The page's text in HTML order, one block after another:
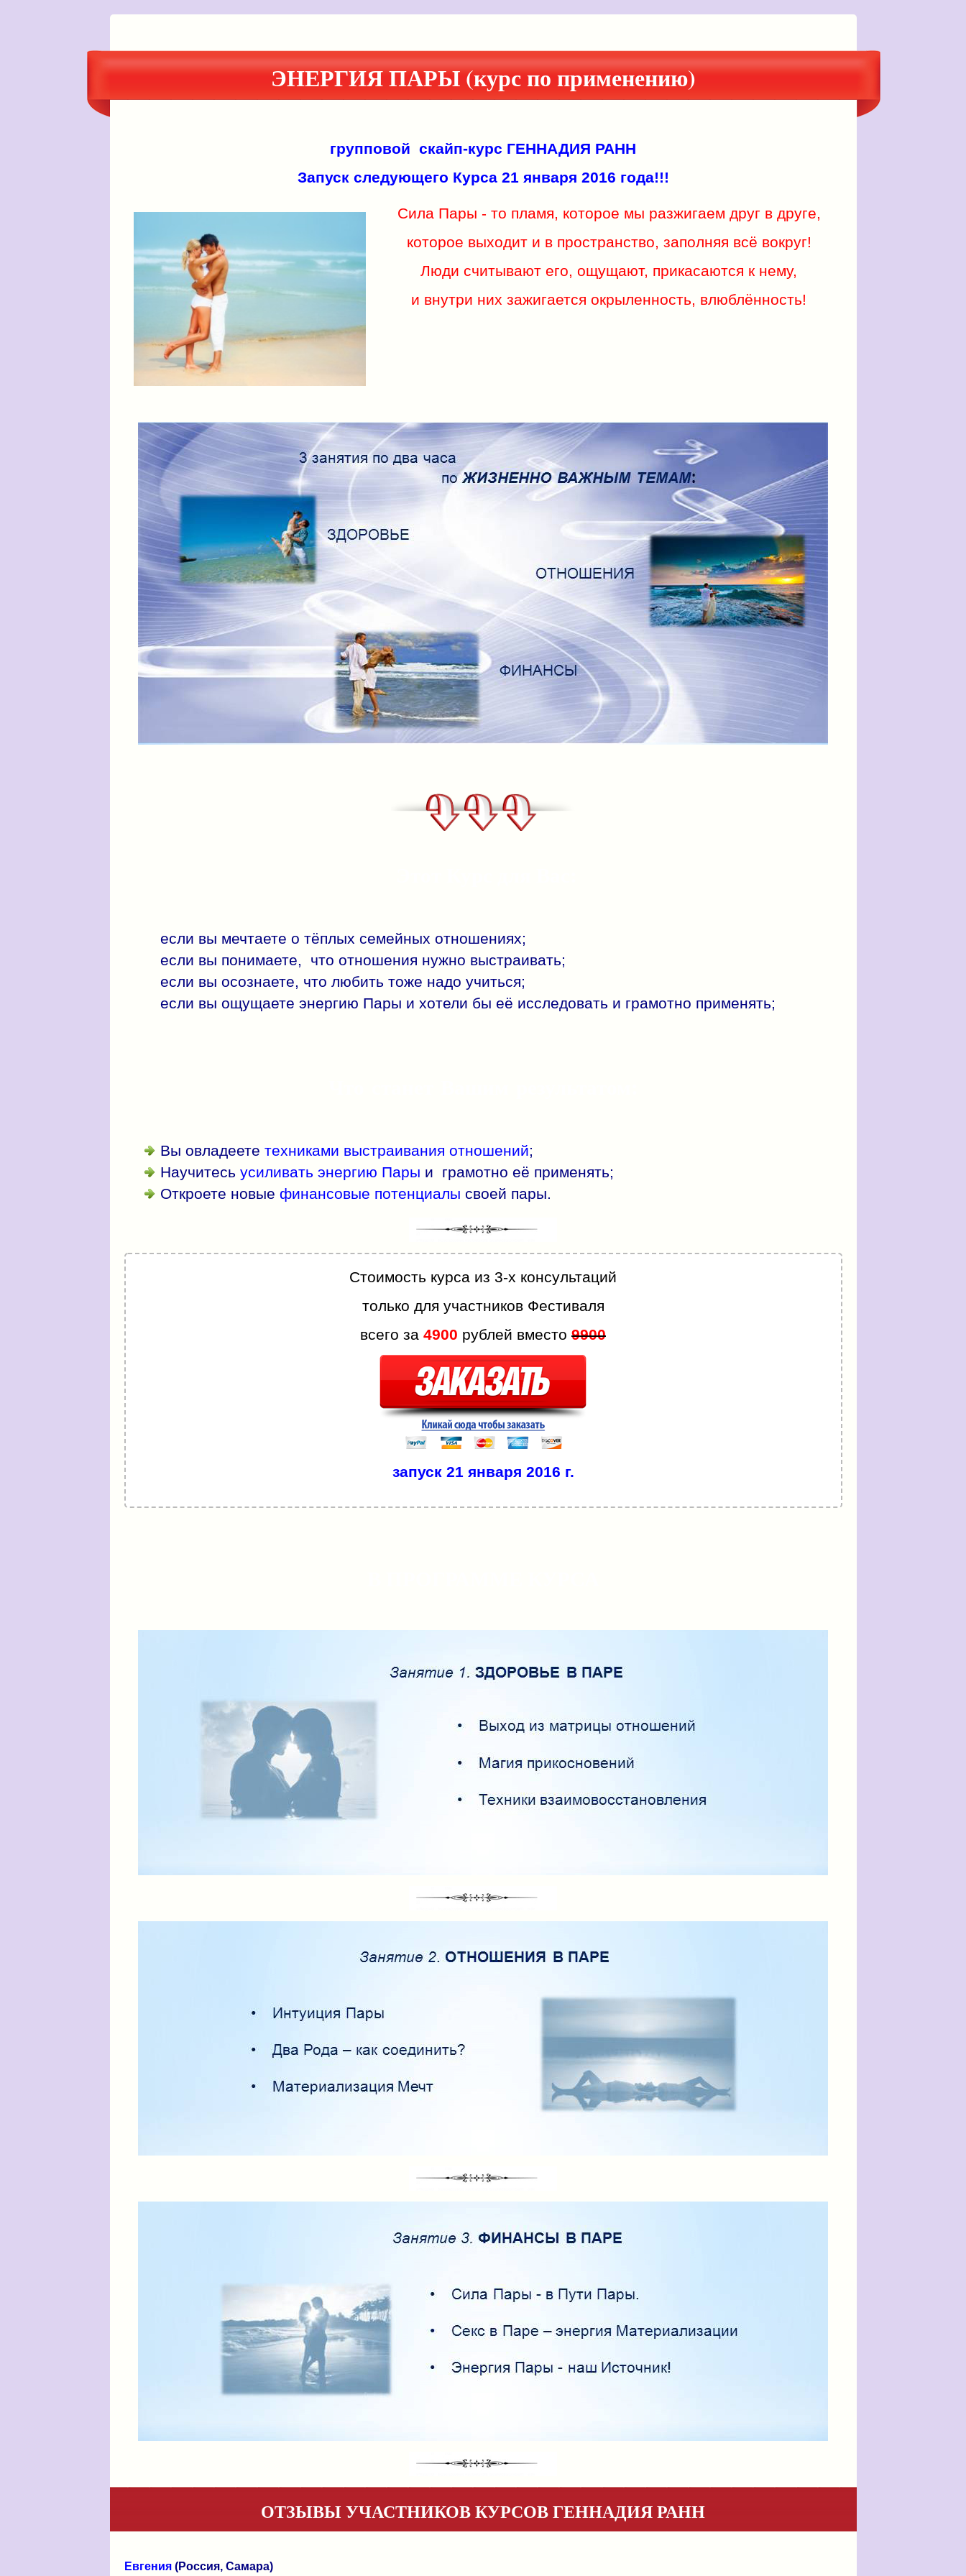
ЭНЕРГИЯ ПАРЫ (курс по применению)
групповой скайп-курс ГЕННАДИЯ РАНН
Запуск следующего Курса 21 января 2016 года!!!
Сила Пары - то пламя, которое мы разжигаем друг в друге,
которое выходит и в пространство, заполняя всё вокруг!
Люди считывают его, ощущают, прикасаются к нему,
и внутри них зажигается окрыленность, влюблённость!
если вы мечтаете о тёплых семейных отношениях;
если вы понимаете, что отношения нужно выстраивать;
если вы осознаете, что любить тоже надо учиться;
если вы ощущаете энергию Пары и хотели бы её исследовать и грамотно применять;
Вы овладеете техниками выстраивания отношений;
Научитесь усиливать энергию Пары и грамотно её применять;
Откроете новые финансовые потенциалы своей пары.
Стоимость курса из 3-х консультаций
только для участников Фестиваля
всего за 4900 рублей вместо 9900
запуск 21 января 2016 г.
ОТЗЫВЫ УЧАСТНИКОВ КУРСОВ ГЕННАДИЯ РАНН
Евгения(Россия, Самара)